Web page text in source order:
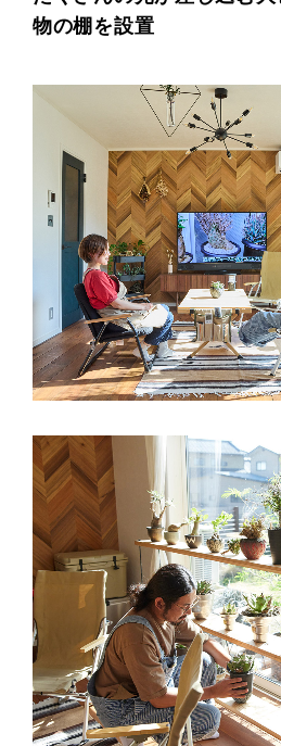
物の棚を設置